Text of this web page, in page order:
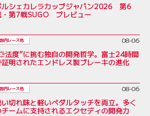
ルシェカレラカップジャパン2026 第6
・第7戦SUGO プレビュー
国内レース他 08-06
法度”に挑む独自の開発哲学。富士24時間
証明されたエンドレス製ブレーキの進化
国内レース他 08-06
切れ味と軽いペダルタッチを両立。多く
ームに支持されるエクセディの開発力